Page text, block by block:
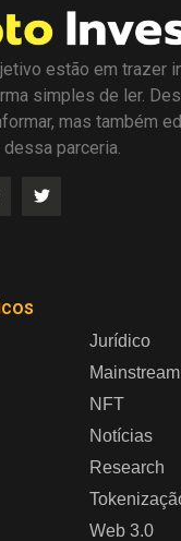
estão em trazer
simples de ler.
mas também
parceria.
Jurídico
Mainstream
NFT
Notícias
Research
Web 3.0